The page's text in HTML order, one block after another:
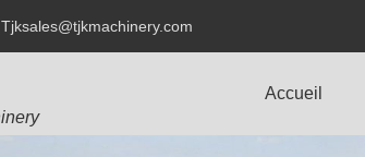
Tjksales@tjkmachinery.com
Accueil